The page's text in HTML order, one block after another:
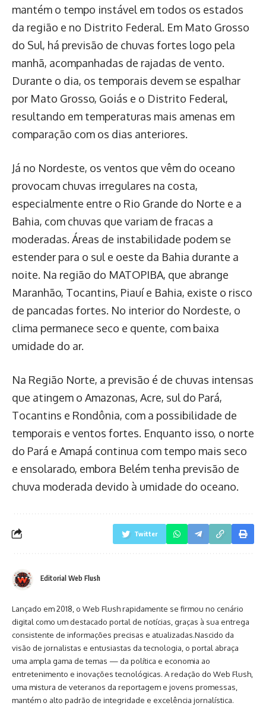
mantém o tempo instável em todos os estados
da região e no Distrito Federal. Em Mato Grosso
do Sul, há previsão de chuvas fortes logo pela
manhã, acompanhadas de rajadas de vento.
Durante o dia, os temporais devem se espalhar
por Mato Grosso, Goiás e o Distrito Federal,
resultando em temperaturas mais amenas em
comparação com os dias anteriores.
Já no Nordeste, os ventos que vêm do oceano
provocam chuvas irregulares na costa,
especialmente entre o Rio Grande do Norte e a
Bahia, com chuvas que variam de fracas a
moderadas. Áreas de instabilidade podem se
estender para o sul e oeste da Bahia durante a
noite. Na região do MATOPIBA, que abrange
Maranhão, Tocantins, Piauí e Bahia, existe o risco
de pancadas fortes. No interior do Nordeste, o
clima permanece seco e quente, com baixa
umidade do ar.
Na Região Norte, a previsão é de chuvas intensas
que atingem o Amazonas, Acre, sul do Pará,
Tocantins e Rondônia, com a possibilidade de
temporais e ventos fortes. Enquanto isso, o norte
do Pará e Amapá continua com tempo mais seco
e ensolarado, embora Belém tenha previsão de
chuva moderada devido à umidade do oceano.
Twitter
Editorial Web Flush
Lançado em 2018, o Web Flush rapidamente se firmou no cenário
digital como um destacado portal de notícias, graças à sua entrega
consistente de informações precisas e atualizadas.Nascido da
visão de jornalistas e entusiastas da tecnologia, o portal abraça
uma ampla gama de temas — da política e economia ao
entretenimento e inovações tecnológicas. A redação do Web Flush,
uma mistura de veteranos da reportagem e jovens promessas,
mantém o alto padrão de integridade e excelência jornalística.